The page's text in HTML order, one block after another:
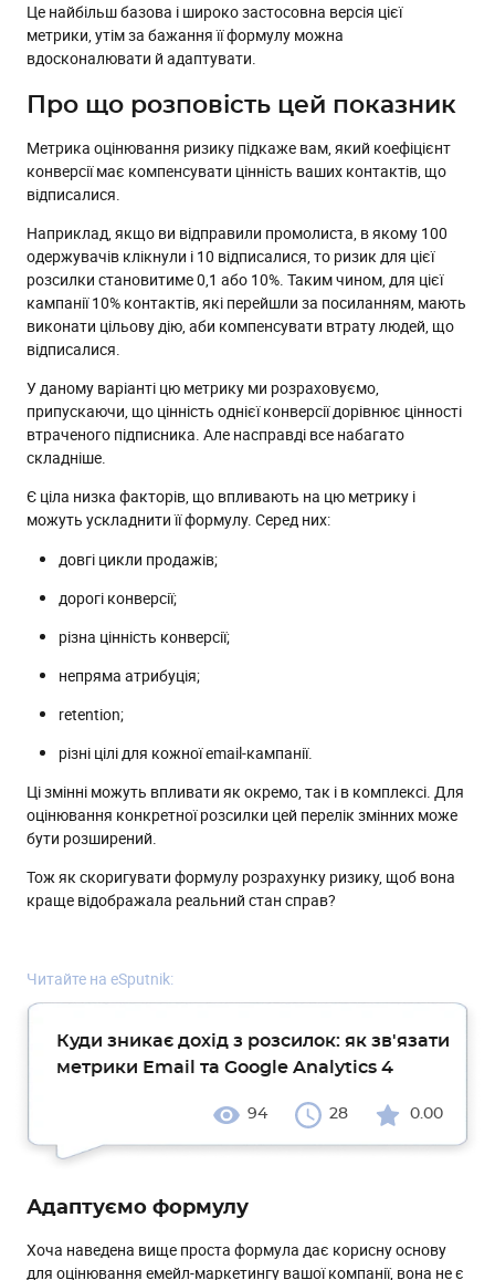
Це найбільш базова і широко застосовна версія цієї
метрики, утім за бажання її формулу можна
вдосконалювати й адаптувати.
Про що розповість цей показник
Метрика оцінювання ризику підкаже вам, який коефіцієнт
конверсії має компенсувати цінність ваших контактів, що
відписалися.
Наприклад, якщо ви відправили промолиста, в якому 100
одержувачів клікнули і 10 відписалися, то ризик для цієї
розсилки становитиме 0,1 або 10%. Таким чином, для цієї
кампанії 10% контактів, які перейшли за посиланням, мають
виконати цільову дію, аби компенсувати втрату людей, що
відписалися.
У даному варіанті цю метрику ми розраховуємо,
припускаючи, що цінність однієї конверсії дорівнює цінності
втраченого підписника. Але насправді все набагато
складніше.
Є ціла низка факторів, що впливають на цю метрику і
можуть ускладнити її формулу. Серед них:
довгі цикли продажів;
дорогі конверсії;
різна цінність конверсії;
непряма атрибуція;
retention;
різні цілі для кожної email-кампанії.
Ці змінні можуть впливати як окремо, так і в комплексі. Для
оцінювання конкретної розсилки цей перелік змінних може
бути розширений.
Тож як скоригувати формулу розрахунку ризику, щоб вона
краще відображала реальний стан справ?
Читайте на eSputnik:
Куди зникає дохід з розсилок: як зв'язати
метрики Email та Google Analytics 4
94 28 0.00
Адаптуємо формулу
Хоча наведена вище проста формула дає корисну основу
для оцінювання емейл-маркетингу вашої компанії, вона не є